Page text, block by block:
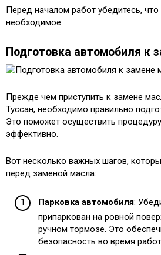
Перед началом работ убедитесь, что
необходимое
Подготовка автомобиля к
Прежде чем приступить к замене
Туссан, необходимо правильно
Это поможет осуществить
эффективно.
Вот несколько важных шагов,
перед заменой масла:
Парковка автомобиля:
припаркован на ровной
ручном тормозе. Это
безопасность во время